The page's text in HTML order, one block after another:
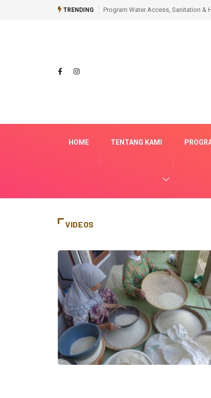
TRENDING Program Water Access, Sanitation &
HOME TENTANG KAMI
VIDEOS